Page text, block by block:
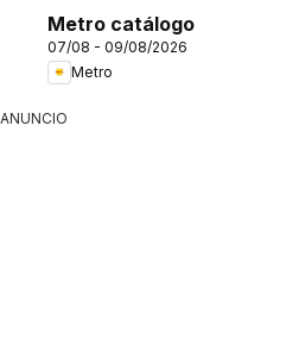
Metro catálogo
07/08 - 09/08/2026
Metro
ANUNCIO